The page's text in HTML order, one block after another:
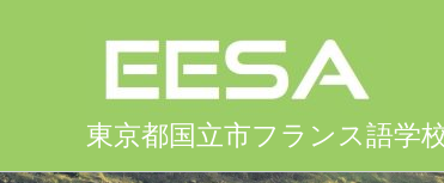
東京都国立市フランス語学